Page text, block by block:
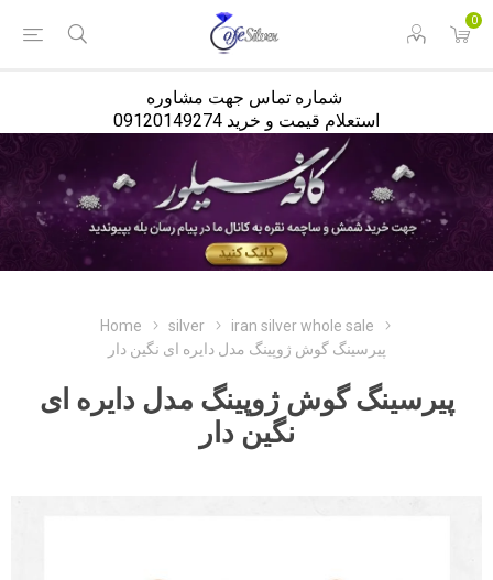
0
استعلام قیمت و خرید 09120149274
Home silver
iran silver whole sale
پیرسینگ گوش ژوپینگ مدل دایره ای نگین دار
پیرسینگ گوش ژوپینگ مدل دایره ای
نگین دار